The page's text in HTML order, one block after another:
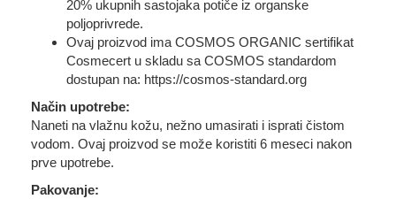
20% ukupnih sastojaka potiče iz organske
poljoprivrede.
Ovaj proizvod ima COSMOS ORGANIC sertifikat
Cosmecert u skladu sa COSMOS standardom
dostupan na: https://cosmos-standard.org
Način upotrebe:
Naneti na vlažnu kožu, nežno umasirati i isprati čistom
vodom. Ovaj proizvod se može koristiti 6 meseci nakon
prve upotrebe.
Pakovanje: